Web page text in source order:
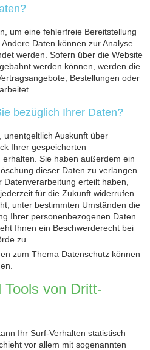
um eine fehlerfreie Bereitstellung
Daten können zur Analyse
werden. Sofern über die Website
werden können, werden die
Bestellungen oder
bezüglich Ihrer Daten?
unentgeltlich Auskunft über
Ihrer gespeicherten
Sie haben außerdem ein
dieser Daten zu verlangen.
erteilt haben,
für die Zukunft widerrufen.
unter bestimmten Umständen die
Ihrer personenbezogenen Daten
Ihnen ein Beschwerderecht bei
zu.
zum Thema Datenschutz können
Tools von Dritt­
Ihr Surf-Verhalten statistisch
vor allem mit sogenannten